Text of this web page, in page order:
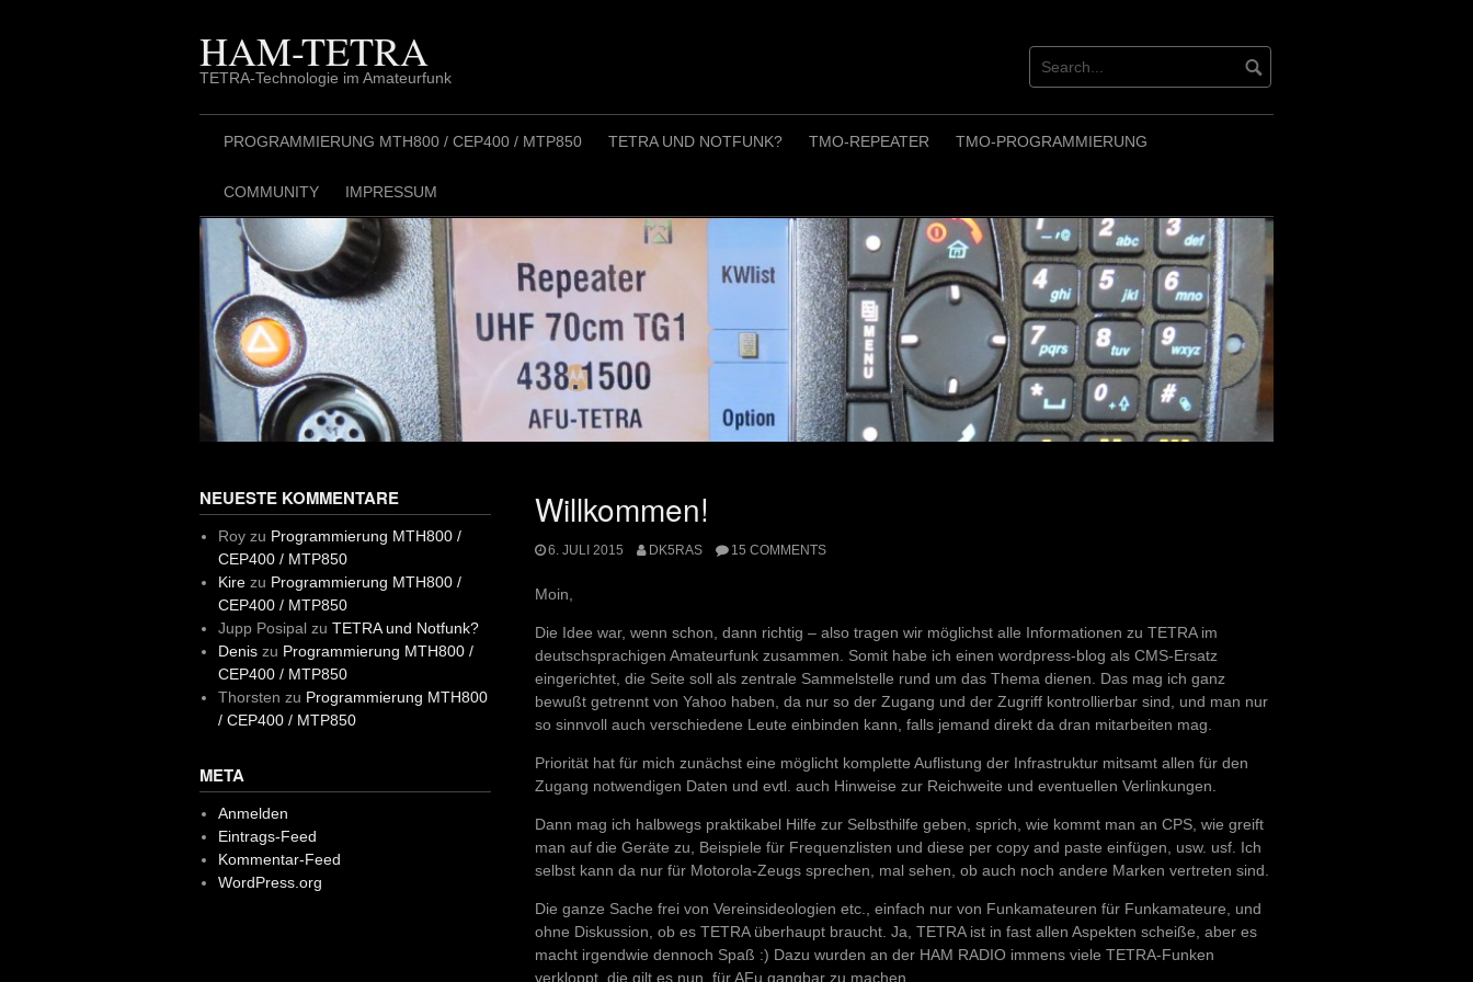
HAM-TETRA
TETRA-Technologie im Amateurfunk
PROGRAMMIERUNG MTH800 / CEP400 / MTP850 TETRA UND NOTFUNK? TMO-REPEATER TMO-PROGRAMMIERUNG
COMMUNITY IMPRESSUM
Willkommen!
6. JULI 2015 DK5RAS 15 COMMENTS
Moin,
Die Idee war, wenn schon, dann richtig – also tragen wir möglichst alle Informationen zu TETRA im
deutschsprachigen Amateurfunk zusammen. Somit habe ich einen wordpress-blog als CMS-Ersatz
eingerichtet, die Seite soll als zentrale Sammelstelle rund um das Thema dienen. Das mag ich ganz
bewußt getrennt von Yahoo haben, da nur so der Zugang und der Zugriff kontrollierbar sind, und man nur
so sinnvoll auch verschiedene Leute einbinden kann, falls jemand direkt da dran mitarbeiten mag.
Priorität hat für mich zunächst eine möglicht komplette Auflistung der Infrastruktur mitsamt allen für den
Zugang notwendigen Daten und evtl. auch Hinweise zur Reichweite und eventuellen Verlinkungen.
Dann mag ich halbwegs praktikabel Hilfe zur Selbsthilfe geben, sprich, wie kommt man an CPS, wie greift
man auf die Geräte zu, Beispiele für Frequenzlisten und diese per copy and paste einfügen, usw. usf. Ich
selbst kann da nur für Motorola-Zeugs sprechen, mal sehen, ob auch noch andere Marken vertreten sind.
Die ganze Sache frei von Vereinsideologien etc., einfach nur von Funkamateuren für Funkamateure, und
ohne Diskussion, ob es TETRA überhaupt braucht. Ja, TETRA ist in fast allen Aspekten scheiße, aber es
macht irgendwie dennoch Spaß :) Dazu wurden an der HAM RADIO immens viele TETRA-Funken
verkloppt, die gilt es nun, für AFu gangbar zu machen…
NEUESTE KOMMENTARE
Royzu Programmierung MTH800 /
CEP400 / MTP850
Kirezu Programmierung MTH800 /
CEP400 / MTP850
Jupp Posipalzu TETRA und Notfunk?
Deniszu Programmierung MTH800 /
CEP400 / MTP850
Thorsten zu Programmierung MTH800
/ CEP400 / MTP850
META
Anmelden
Eintrags-Feed
Kommentar-Feed
WordPress.org